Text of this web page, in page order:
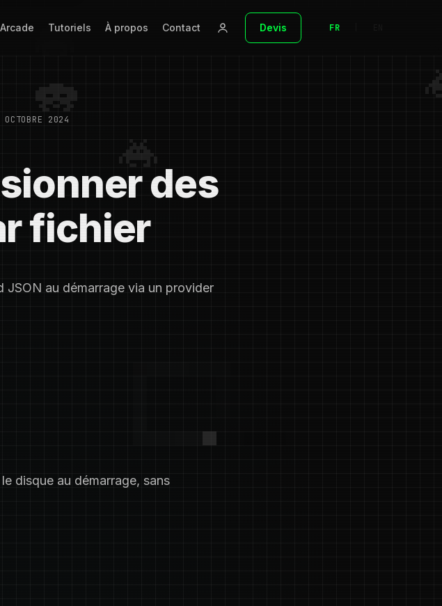
Arcade Tutoriels À propos Contact Devis FR
OCTOBRE 2024
des
fichier
au démarrage via un provider
disque au démarrage, sans